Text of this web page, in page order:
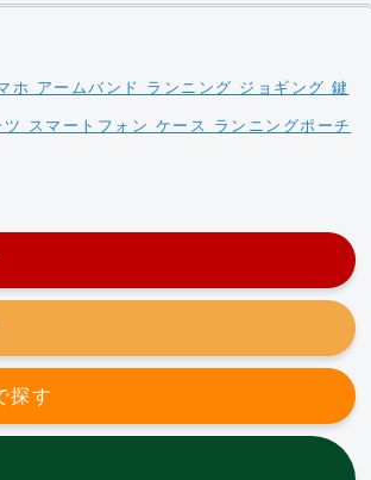
ホ アームバンド ランニング ジョギング 鍵
スマートフォン ケース ランニングポーチ
探す